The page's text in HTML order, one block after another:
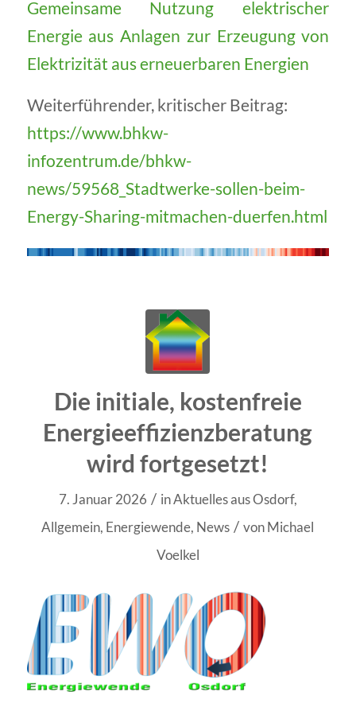
Gemeinsame Nutzung elektrischer
Energie aus Anlagen zur Erzeugung von
Elektrizität aus erneuerbaren Energien
Weiterführender, kritischer Beitrag:
https://www.bhkw-
infozentrum.de/bhkw-
news/59568_Stadtwerke-sollen-beim-
Energy-Sharing-mitmachen-duerfen.html
Die initiale, kostenfreie
Energieeffizienzberatung
wird fortgesetzt!
7. Januar 2026 / inAktuelles aus Osdorf,
Allgemein, Energiewende, News / vonMichael
Voelkel